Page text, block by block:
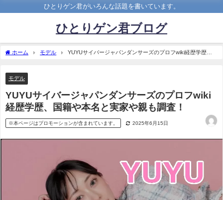
ひとりゲン君がいろんな話題を書いています。
ひとりゲン君ブログ
ホーム モデル
YUYUサイバージャパンダンサーズのプロフwiki経歴学歴、
モデル
YUYUサイバージャパンダンサーズのプロフwiki
経歴学歴、国籍や本名と実家や親も調査！
※本ページはプロモーションが含まれています。 2025年6月15日